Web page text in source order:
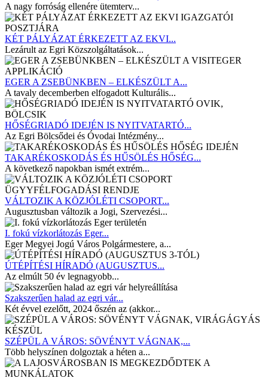
A nagy forróság ellenére ütemterv...
KÉT PÁLYÁZAT ÉRKEZETT AZ EKVI...
Lezárult az Egri Közszolgáltatások...
EGER A ZSEBÜNKBEN – ELKÉSZÜLT A...
A tavaly decemberben elfogadott Kulturális...
HŐSÉGRIADÓ IDEJÉN IS NYITVATARTÓ...
Az Egri Bölcsődei és Óvodai Intézmény...
TAKARÉKOSKODÁS ÉS HŰSÖLÉS HŐSÉG...
A következő napokban ismét extrém...
VÁLTOZIK A KÖZJÓLÉTI CSOPORT...
Augusztusban változik a Jogi, Szervezési...
I. fokú vízkorlátozás Eger...
Eger Megyei Jogú Város Polgármestere, a...
ÚTÉPÍTÉSI HÍRADÓ (AUGUSZTUS...
Az elmúlt 50 év legnagyobb...
Szakszerűen halad az egri vár...
Két évvel ezelőtt, 2024 őszén az (akkor...
SZÉPÜL A VÁROS: SÖVÉNYT VÁGNAK,...
Több helyszínen dolgoztak a héten a...